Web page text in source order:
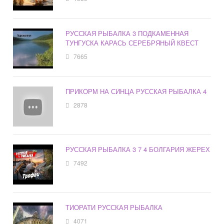
РУССКАЯ РЫБАЛКА 3 ПОДКАМЕННАЯ
ТУНГУСКА КАРАСЬ СЕРЕБРЯНЫЙ КВЕСТ
7665
ПРИКОРМ НА СИНЦА РУССКАЯ РЫБАЛКА 4
2878
РУССКАЯ РЫБАЛКА 3 7 4 БОЛГАРИЯ ЖЕРЕХ
7492
ТИОРАТИ РУССКАЯ РЫБАЛКА
4071